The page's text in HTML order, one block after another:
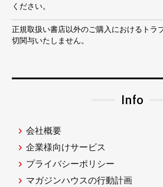
ください。
正規取扱い書店以外のご購入におけるトラ
切関与いたしません。
Info
会社概要
企業様向けサービス
プライバシーポリシー
マガジンハウスの行動計画